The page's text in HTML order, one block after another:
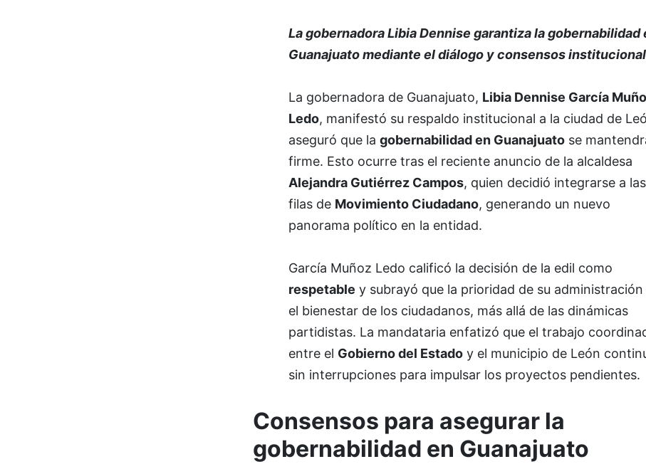
La gobernadora Libia Dennise garantiza la gobernabilidad
Guanajuato mediante el diálogo y consensos
La gobernadora de Guanajuato, Libia Dennise García
Ledo, manifestó su respaldo institucional a la ciudad de
aseguró que la gobernabilidad en Guanajuatose
firme. Esto ocurre tras el reciente anuncio de la alcaldesa
Alejandra Gutiérrez Campos, quien decidió integrarse a las
filas de Movimiento Ciudadano, generando un nuevo
panorama político en la entidad.
García Muñoz Ledo calificó la decisión de la edil como
respetable y subrayó que la prioridad de su administración
el bienestar de los ciudadanos, más allá de las dinámicas
partidistas. La mandataria enfatizó que el trabajo
entre el Gobierno del Estadoy el municipio de León
sin interrupciones para impulsar los proyectos pendientes.
Consensos para asegurar la
gobernabilidad en Guanajuato